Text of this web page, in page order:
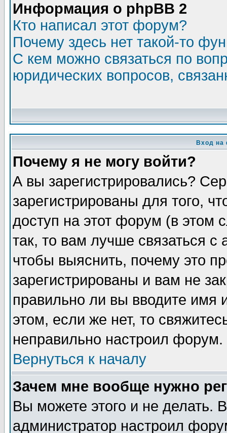
Информация о phpBB 2
Кто написал этот форум?
Почему здесь нет такой-то
С кем можно связаться по
юридических вопросов,
Вход на
Почему я не могу войти?
А вы зарегистрировались?
зарегистрированы для того,
доступ на этот форум (в этом
так, то вам лучше связаться
чтобы выяснить, почему это
зарегистрированы и вам не
правильно ли вы вводите
этом, если же нет, то
неправильно настроил форум.
Вернуться к началу
Зачем мне вообще нужно
Вы можете этого и не делать.
администратор настроил